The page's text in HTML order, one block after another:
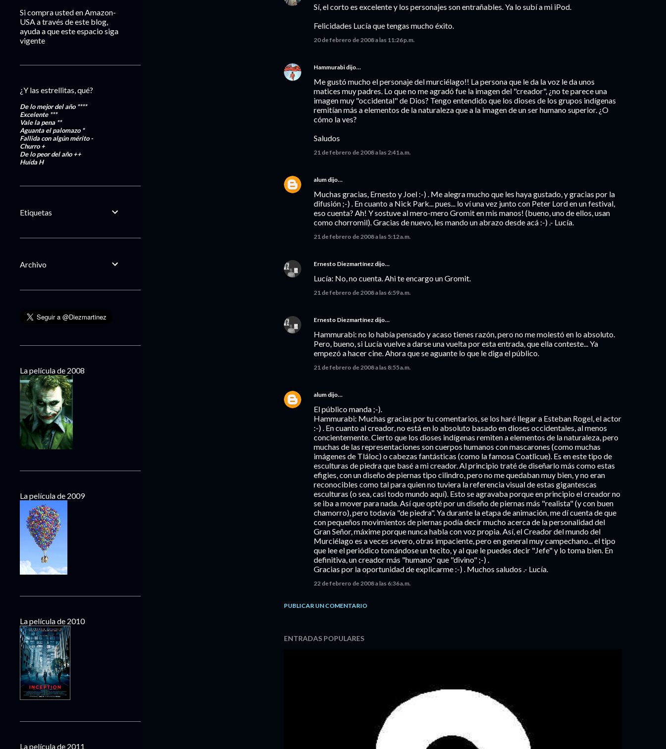
Sí, el corto es excelente y los personajes son entrañables. Ya lo subí a mi iPod.
Felicidades Lucía que tengas mucho éxito.
20 de febrero de 2008 a las 11:26 p.m.
Hammurabi dijo…
Me gustó mucho el personaje del murciélago!! La persona que le da la voz le da unos
matices muy padres. Lo que no me agradó fue la imagen del "creador", ¿no te parece una
imagen muy "occidental" de Dios? Tengo entendido que los dioses de los grupos indígenas
remitían más a elementos de la naturaleza que a la imagen de un ser humano superior. ¿O
cómo la ves?
Saludos
21 de febrero de 2008 a las 2:41 a.m.
alum dijo…
Muchas gracias, Ernesto y Joel :-) . Me alegra mucho que les haya gustado, y gracias por la
difusión ;-) . En cuanto a Nick Park... pues... lo ví una vez junto con Peter Lord en un festival,
eso cuenta? Ah! Y sostuve al mero-mero Gromit en mis manos! (bueno, uno de ellos, usan
como chorromil). Gracias de nuevo, les mando un abrazo desde acá :-) .- Lucía.
21 de febrero de 2008 a las 5:12 a.m.
Ernesto Diezmartínez dijo…
Lucía: No, no cuenta. Ahi te encargo un Gromit.
21 de febrero de 2008 a las 6:59 a.m.
Ernesto Diezmartínez dijo…
Hammurabi: no lo había pensado y acaso tienes razón, pero no me molestó en lo absoluto.
Pero, bueno, si Lucía vuelve a darse una vuelta por esta entrada, que ella conteste... Ya
empezó a hacer cine. Ahora que se aguante lo que le diga el público.
21 de febrero de 2008 a las 8:55 a.m.
alum dijo…
El público manda ;-).
Hammurabi: Muchas gracias por tu comentarios, se los haré llegar a Esteban Rogel, el actor
:-) . En cuanto al creador, no está en lo absoluto basado en dioses occidentales, al menos
concientemente. Cierto que los dioses indígenas remiten a elementos de la naturaleza, pero
muchas de las representaciones son cuerpos humanos con mascarones (como muchas
imágenes de Tláloc) o cabezas fantásticas (como la famosa Coatlicue). Es en este tipo de
esculturas de piedra que basé a mi creador. Al principio traté de diseñarlo más como estas
efigies, con un diseño de piernas tipo cilindro, pero no me quedaban muy bien, y no eran
reconocibles como tal para quien no tuviera la referencia visual de estas gigantescas
esculturas (o sea, casi todo mundo aquí). Esto se agravaba porque en principio el creador no
se iba a mover para nada. Así que opté por un diseño de piernas más "realista" (y con buen
chamorro), pero todavía "de piedra". Ya durante la etapa de animación, me dí cuenta de que
con pequeños movimientos de piernas podía decir mucho acerca de la personalidad del
Gran Señor, máxime porque nunca habla con voz propia. Así, el Creador del mundo del
Murciélago es a veces severo, otras impaciente, pero en general muy campechano... el tipo
que lee el periódico tomándose un tecito, y al que le puedes decir "Jefe" y lo toma bien. En
definitiva, un creador más "humano" que "divino" ;-) .
Gracias por la oportunidad de explicarme :-) . Muchos saludos .- Lucía.
22 de febrero de 2008 a las 6:36 a.m.
PUBLICAR UN COMENTARIO
ENTRADAS POPULARES
Si compra usted en Amazon-
USA a través de este blog,
ayuda a que este espacio siga
vigente
¿Y las estrellitas, qué?
De lo mejor del año ****
Excelente***
Vale la pena **
Aguanta el palomazo *
Fallida con algún mérito-
Churro+
De lo peor del año++
HuídaH
Etiquetas
Archivo
La película de 2008
La película de 2009
La película de 2010
La película de 2011